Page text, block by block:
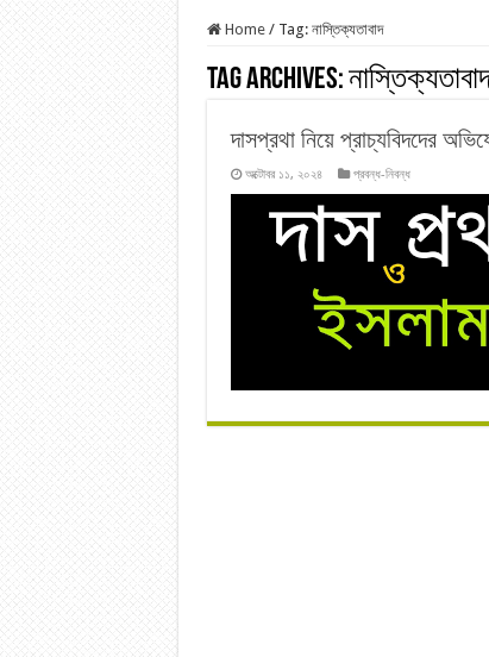
Home / Tag: নাস্তিক্যতাবাদ
Tag Archives:
দাসপ্রথা নিয়ে প্রাচ্যবিদদের
অক্টোবর ১১, ২০২৪ প্রবন্ধ-নিবন্ধ